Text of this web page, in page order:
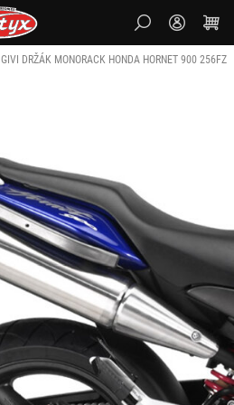
GIVI DRŽÁK MONORACK HONDA HORNET 900 256FZ